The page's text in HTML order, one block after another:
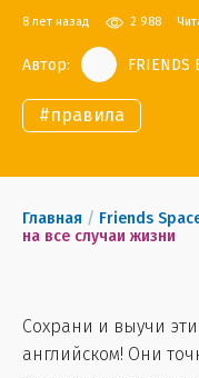
8 лет назад 2 988
Автор:
#правила
Главная / Friends
на все случаи жизни
Сохрани и выучи
английском! Они